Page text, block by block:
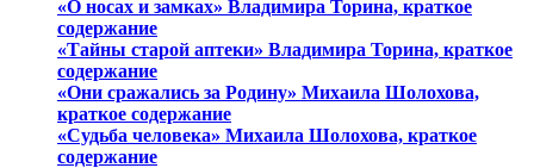
«О носах и замка́х» Владимира Торина, краткое
содержание
«Тайны старой аптеки» Владимира Торина, краткое
содержание
«Они сражались за Родину» Михаила Шолохова,
краткое содержание
«Судьба человека» Михаила Шолохова, краткое
содержание